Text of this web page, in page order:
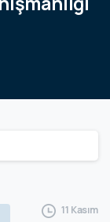
11 Kasım